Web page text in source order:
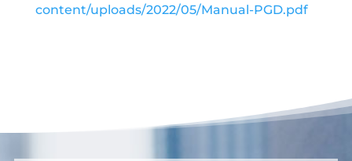
content/uploads/2022/05/Manual-PGD.pdf